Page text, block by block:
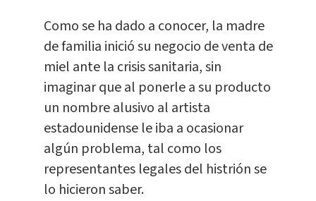
Como se ha dado a conocer, la madre
de familia inició su negocio de venta de
miel ante la crisis sanitaria, sin
imaginar que al ponerle a su producto
un nombre alusivo al artista
estadounidense le iba a ocasionar
algún problema, tal como los
representantes legales del histrión se
lo hicieron saber.